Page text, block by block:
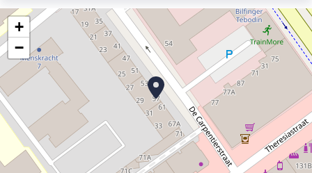
+
−